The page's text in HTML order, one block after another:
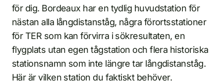
för dig. Bordeaux har en tydlig huvudstation för
nästan alla långdistanståg, några förortsstationer
för TER som kan förvirra i sökresultaten, en
flygplats utan egen tågstation och flera historiska
stationsnamn som inte längre tar långdistanståg.
Här är vilken station du faktiskt behöver.